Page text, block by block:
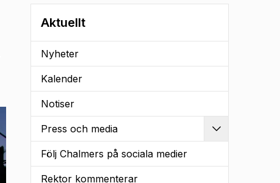
Aktuellt
Nyheter
Kalender
Notiser
Press och media
Följ Chalmers på sociala medier
Rektor kommenterar